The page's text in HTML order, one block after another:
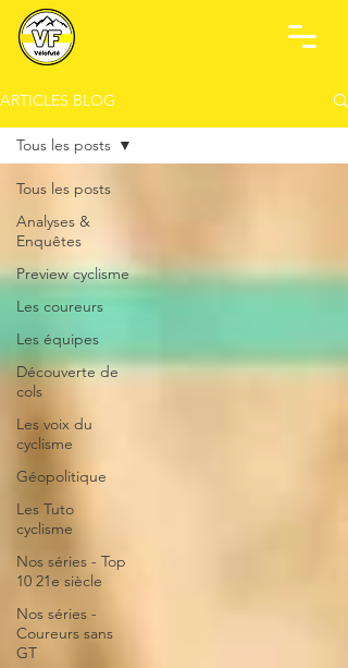
ARTICLES BLOG
Tous les posts
Analyses &
Enquêtes
Preview cyclisme
Les coureurs
Les équipes
Découverte de
cols
Les voix du
cyclisme
Géopolitique
Les Tuto
cyclisme
Nos séries - Top
10 21e siècle
Nos séries -
Coureurs sans
GT
Tous les posts